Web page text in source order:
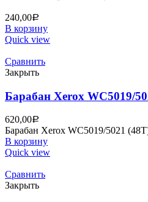
240,00Р
В корзину
Quick view
Сравнить
Закрыть
Барабан Xerox WC5019/
620,00Р
Барабан Xerox WC5019/5021
В корзину
Quick view
Сравнить
Закрыть